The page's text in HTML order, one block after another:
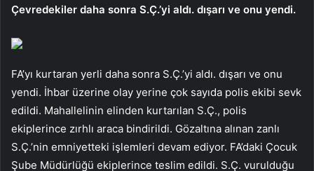
Çevredekiler daha sonra S.Ç.’yi aldı. dışarı ve onu yendi.
FA’yı kurtaran yerli daha sonra S.Ç.’yi aldı. dışarı ve onu
yendi. İhbar üzerine olay yerine çok sayıda polis ekibi sevk
edildi. Mahallelinin elinden kurtarılan S.Ç., polis
ekiplerince zırhlı araca bindirildi. Gözaltına alınan zanlı
S.Ç.’nin emniyetteki işlemleri devam ediyor. FA’daki Çocuk
Şube Müdürlüğü ekiplerince teslim edildi. S.Ç. vurulduğu